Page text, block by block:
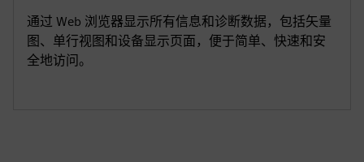
通过 Web 浏览器显示所有信息和诊断数据，包括矢量
图、单行视图和设备显示页面，便于简单、快速和安
全地访问。